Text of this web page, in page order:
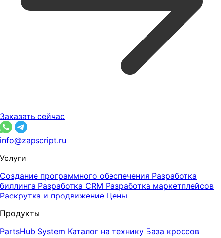
Заказать сейчас
info@zapscript.ru
Услуги
Создание программного обеспечения Разработка
биллинга Разработка CRM Разработка маркетплейсов
Раскрутка и продвижение Цены
Продукты
PartsHub System Каталог на технику База кроссов